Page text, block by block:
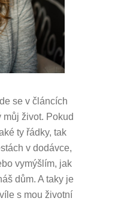
se v článcích
můj život. Pokud
ty řádky, tak
v dodávce,
vymýšlím, jak
dům. A taky je
s mou životní